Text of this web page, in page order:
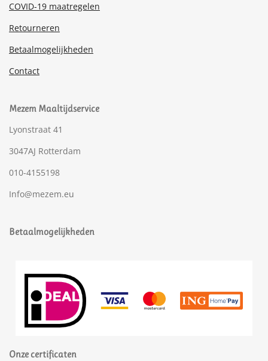
COVID-19 maatregelen
Retourneren
Betaalmogelijkheden
Contact
Mezem Maaltijdservice
Lyonstraat 41
3047AJ Rotterdam
010-4155198
Info@mezem.eu
Betaalmogelijkheden
Onze certificaten